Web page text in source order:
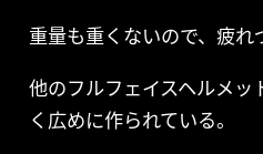
重量も重くないので、疲れ
他のフルフェイスヘルメッ
く広めに作られている。